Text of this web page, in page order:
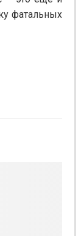
фатальных